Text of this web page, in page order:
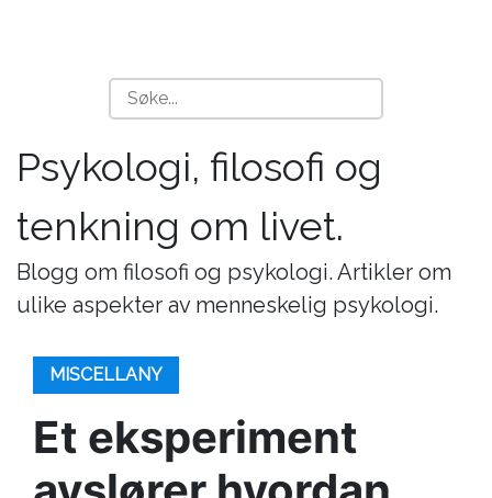
Psykologi, filosofi og
tenkning om livet.
Blogg om filosofi og psykologi. Artikler om
ulike aspekter av menneskelig psykologi.
MISCELLANY
Et eksperiment